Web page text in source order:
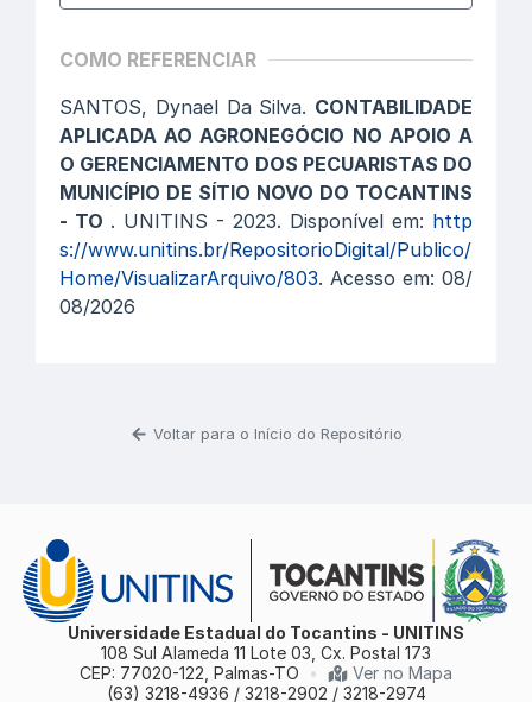
COMO REFERENCIAR
SANTOS, Dynael Da Silva. CONTABILIDADE
APLICADA AO AGRONEGÓCIO NO APOIO A
O GERENCIAMENTO DOS PECUARISTAS DO
MUNICÍPIO DE SÍTIO NOVO DO TOCANTINS
- TO . UNITINS - 2023. Disponível em: http
s://www.unitins.br/RepositorioDigital/Publico/
Home/VisualizarArquivo/803. Acesso em: 08/
08/2026
Voltar para o Início do Repositório
Universidade Estadual do Tocantins - UNITINS
108 Sul Alameda 11 Lote 03, Cx. Postal 173
CEP: 77020-122, Palmas-TO
•
Ver no Mapa
(63) 3218-4936 / 3218-2902 / 3218-2974